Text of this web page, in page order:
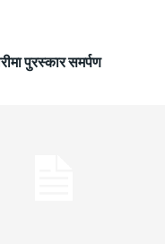
पुरस्कार समर्पण